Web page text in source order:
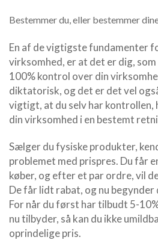
Bestemmer du, eller bestemmer
En af de vigtigste fundamenter
virksomhed, er at det er dig,
100% kontrol over din
diktatorisk, og det er det vel
vigtigt, at du selv har kontrollen,
din virksomhed i en bestemt
Sælger du fysiske produkter,
problemet med prispres. Du får
køber, og efter et par ordre, vil
De får lidt rabat, og nu
For når du først har tilbudt 5-
nu tilbyder, så kan du ikke
oprindelige pris.